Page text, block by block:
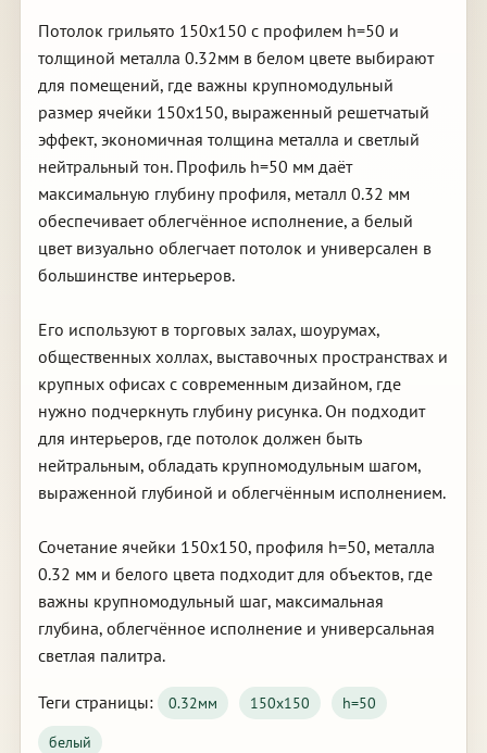
Потолок грильято 150х150 с профилем h=50 и
толщиной металла 0.32мм в белом цвете выбирают
для помещений, где важны крупномодульный
размер ячейки 150х150, выраженный решетчатый
эффект, экономичная толщина металла и светлый
нейтральный тон. Профиль h=50 мм даёт
максимальную глубину профиля, металл 0.32 мм
обеспечивает облегчённое исполнение, а белый
цвет визуально облегчает потолок и универсален в
большинстве интерьеров.
Его используют в торговых залах, шоурумах,
общественных холлах, выставочных пространствах и
крупных офисах с современным дизайном, где
нужно подчеркнуть глубину рисунка. Он подходит
для интерьеров, где потолок должен быть
нейтральным, обладать крупномодульным шагом,
выраженной глубиной и облегчённым исполнением.
Сочетание ячейки 150х150, профиля h=50, металла
0.32 мм и белого цвета подходит для объектов, где
важны крупномодульный шаг, максимальная
глубина, облегчённое исполнение и универсальная
светлая палитра.
Теги страницы: 0.32мм 150х150
h=50
белый